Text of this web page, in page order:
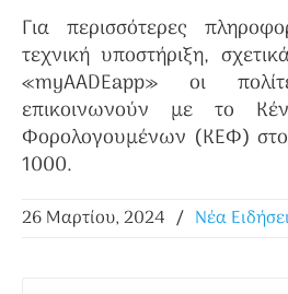
Για περισσότερες
τεχνική υποστήριξη,
«myAADEapp» οι
επικοινωνούν με το
Φορολογουμένων (ΚΕΦ)
1000.
26 Μαρτίου, 2024 / Νέα